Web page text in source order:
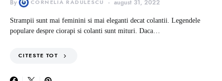
By CORNELIA RADULESCU august 31, 2022
Strampii sunt mai feminini si mai eleganti decat colantii. Legendele
populare despre ciorapi si colanti sunt mituri. Daca…
CITESTE TOT